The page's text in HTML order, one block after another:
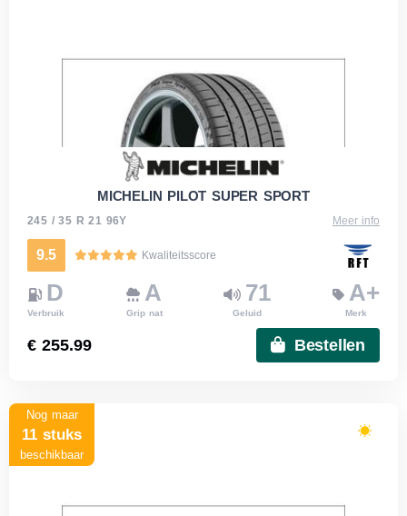
MICHELIN PILOT SUPER SPORT
245 / 35 R 21 96Y Meer info
9.5 Kwaliteitsscore
D
Verbruik
A
Grip nat
71
Geluid
A+
Merk
€ 255.99 Bestellen
Nog maar
11 stuks
beschikbaar